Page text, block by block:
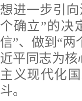
想进一步引
个确立”的决
信”、做到“两
近平同志为
主义现代化
斗。